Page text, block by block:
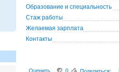
Образование и специальность
Стаж работы
Желаемая зарплата
Контакты
Оценить
0